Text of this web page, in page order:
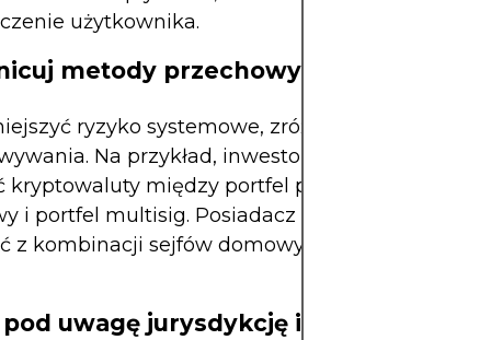
użytkownika.
metody przechowywania
ryzyko systemowe, zróżnicuj metody
Na przykład, inwestor kryptowalutowy
kryptowaluty między portfel powierniczy,
i portfel multisig. Posiadacz aktywów
z kombinacji sejfów domowych i
pod uwagę jurysdykcję i regulacje